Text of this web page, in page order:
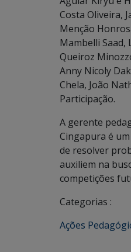
Costa Oliveira,
Menção
Mambelli Saad,
Queiroz
Anny Nicoly
Chela, João
Participação.
A gerente
Cingapura é
de resolver
auxiliem na
competições
Categorias :
Ações